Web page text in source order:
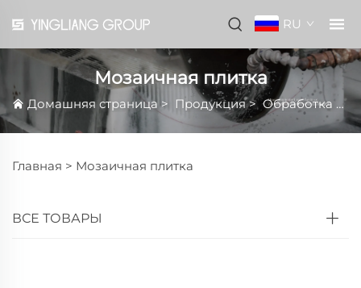
RU
Мозаичная плитка
Домашняя страница> Продукция>Обработка
Главная > Мозаичная плитка
ВСЕ ТОВАРЫ